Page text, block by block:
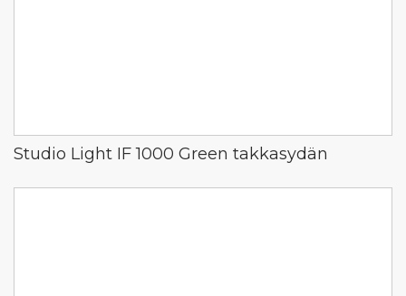
Studio Light IF 1000 Green takkasydän